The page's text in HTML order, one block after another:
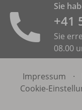
Sie
+41
Sie
08.00
Impressum ·
Cookie-